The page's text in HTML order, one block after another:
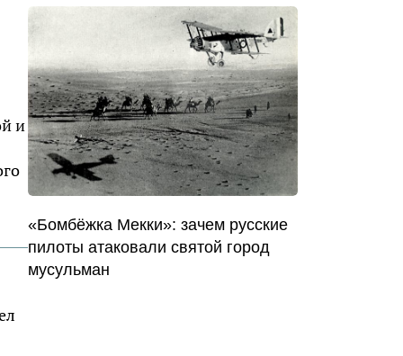
и
«Бомбёжка Мекки»: зачем русские
пилоты атаковали святой город
мусульман